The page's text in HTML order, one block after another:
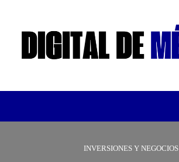
INVERSIONES Y NEGOCIOS